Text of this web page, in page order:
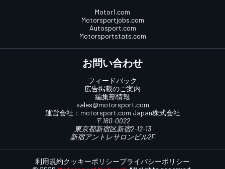
Motor1.com
Motorsportjobs.com
Autosport.com
Motorsportstats.com
お問い合わせ
フィードバック
広告掲載のご案内
編集部情報
sales@motorsport.com
運営会社： motorsport.com Japan株式会社
〒160-0022
東京都新宿区新宿2-12-13
新宿アントレサロンビル2F
利用規約クッキーポリシープライバシーポリシー